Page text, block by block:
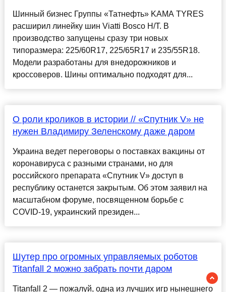
Шинный бизнес Группы «Татнефть» KAMA TYRES
расширил линейку шин Viatti Bosco H/T. В
производство запущены сразу три новых
типоразмера: 225/60R17, 225/65R17 и 235/55R18.
Модели разработаны для внедорожников и
кроссоверов. Шины оптимально подходят для...
О роли кроликов в истории // «Спутник V» не
нужен Владимиру Зеленскому даже даром
Украина ведет переговоры о поставках вакцины от
коронавируса с разными странами, но для
российского препарата «Спутник V» доступ в
республику останется закрытым. Об этом заявил на
масштабном форуме, посвященном борьбе с
COVID-19, украинский президен...
Шутер про огромных управляемых роботов
Titanfall 2 можно забрать почти даром
Titanfall 2 — пожалуй, одна из лучших игр нынешнего